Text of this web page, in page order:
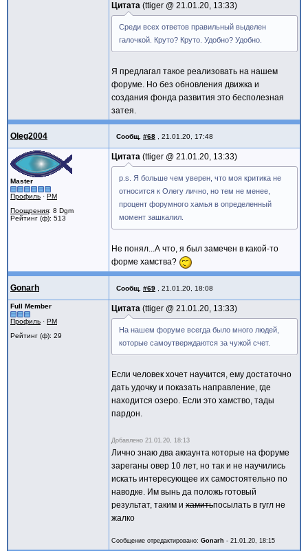
Цитата ttiger @ 21.01.20, 13:33
Среди всех ответов правильный выделен
галочкой. Круто? Круто. Удобно? Удобно.
Я предлагал такое реализовать на нашем
форуме. Но без обновления движка и
создания фонда развития это бесполезная
затея.
Oleg2004 Сообщ. #68 21.01.20, 17:48
Master
Профиль · PM
Поощрения: 8 Dgm
Рейтинг (ф): 513
Цитата ttiger @ 21.01.20, 13:33
p.s. Я больше чем уверен, что моя критика не
относится к Олегу лично, но тем не менее,
процент форумного хамья в определенный
момент зашкалил.
Не понял...А что, я был замечен в какой-то
форме хамства?
Gonarh Сообщ. #69 21.01.20, 18:08
Full Member
Профиль · PM
Рейтинг (ф): 29
Цитата ttiger @ 21.01.20, 13:33
На нашем форуме всегда было много людей,
которые самоутверждаются за чужой счет.
Если человек хочет научится, ему достаточно
дать удочку и показать направление, где
находится озеро. Если это хамство, тады
пардон.
Добавлено 21.01.20, 18:13
Лично знаю два аккаунта которые на форуме
зареганы овер 10 лет, но так и не научились
искать интересующее их самостоятельно по
наводке. Им вынь да положь готовый
результат, таким и хамитьпосылать в гугл не
жалко
Сообщение отредактировано: Gonarh - 21.01.20, 18:15